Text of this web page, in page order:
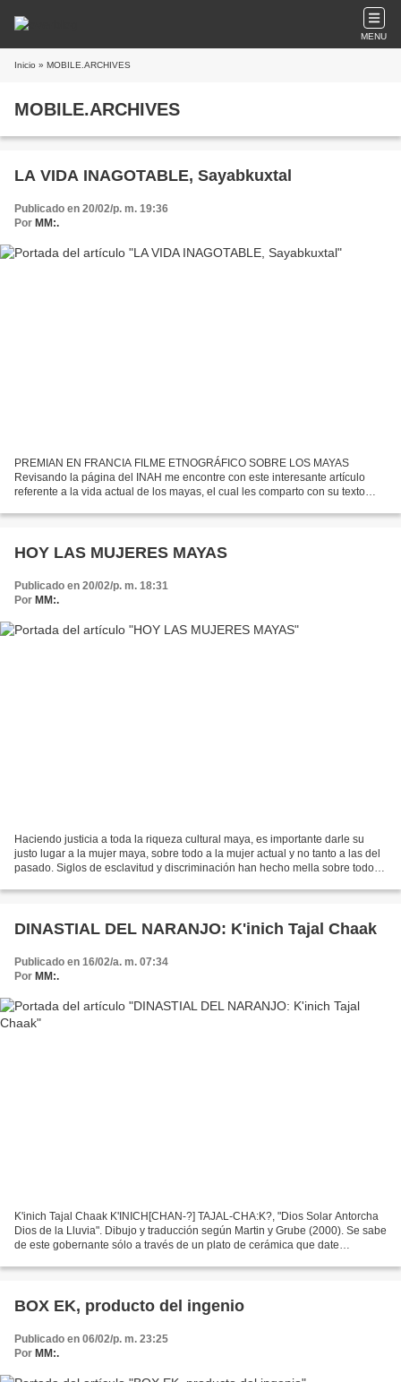
MENU
Inicio » MOBILE.ARCHIVES
MOBILE.ARCHIVES
LA VIDA INAGOTABLE, Sayabkuxtal
Publicado en 20/02/p. m. 19:36
Por MM:.
PREMIAN EN FRANCIA FILME ETNOGRÁFICO SOBRE LOS MAYAS
Revisando la página del INAH me encontre con este interesante artículo
referente a la vida actual de los mayas, el cual les comparto con su texto
HOY LAS MUJERES MAYAS
Publicado en 20/02/p. m. 18:31
Por MM:.
Haciendo justicia a toda la riqueza cultural maya, es importante darle su
justo lugar a la mujer maya, sobre todo a la mujer actual y no tanto a las del
pasado. Siglos de esclavitud y discriminación han hecho mella sobre todo
DINASTIAL DEL NARANJO: K'inich Tajal Chaak
Publicado en 16/02/a. m. 07:34
Por MM:.
K'inich Tajal Chaak K'INICH[CHAN-?] TAJAL-CHA:K?, "Dios Solar Antorcha
Dios de la Lluvia". Dibujo y traducción según Martin y Grube (2000). Se sabe
de este gobernante sólo a través de un plato de cerámica que date
BOX EK, producto del ingenio
Publicado en 06/02/p. m. 23:25
Por MM:.